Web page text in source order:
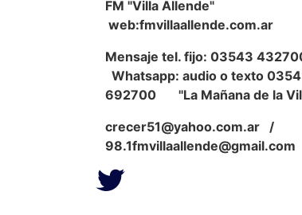
FM "Villa Allende"
web:fmvillaallende.com.ar
Mensaje tel. fijo: 03543
Whatsapp: audio o texto
692700 "La Mañana de la
crecer51@yahoo.com.ar /
98.1fmvillaallende@gmail.com